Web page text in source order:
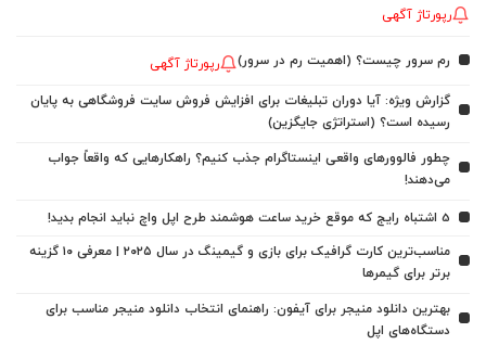
رپورتاژ آگهی
رم سرور چیست؟ (اهمیت رم در سرور) رپورتاژ آگهی
گزارش ویژه: آیا دوران تبلیغات برای افزایش فروش سایت فروشگاهی به پایان
رسیده است؟ (استراتژی جایگزین)
چطور فالوورهای واقعی اینستاگرام جذب کنیم؟ راهکارهایی که واقعاً جواب
می‌دهند!
5 اشتباه رایج که موقع خرید ساعت هوشمند طرح اپل واچ نباید انجام بدید!
مناسب‌ترین کارت گرافیک برای بازی و گیمینگ در سال ۲۰۲۵ | معرفی ۱۰ گزینه
برتر برای گیمرها
بهترین دانلود منیجر برای آیفون: راهنمای انتخاب دانلود منیجر مناسب برای
دستگاه‌های اپل